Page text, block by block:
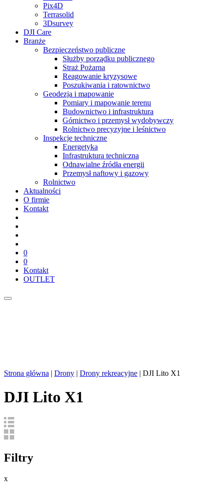
Pix4D
Terrasolid
3Dsurvey
DJI Care
Branże
Bezpieczeństwo publiczne
Służby porządku publicznego
Straż Pożarna
Reagowanie kryzysowe
Poszukiwania i ratownictwo
Geodezja i mapowanie
Pomiary i mapowanie terenu
Budownictwo i infrastruktura
Górnictwo i przemysł wydobywczy
Rolnictwo precyzyjne i leśnictwo
Inspekcje techniczne
Energetyka
Infrastruktura techniczna
Odnawialne źródła energii
Przemysł naftowy i gazowy
Rolnictwo
Aktualności
O firmie
Kontakt
0
0
Kontakt
OUTLET
Strona główna | Drony | Drony rekreacyjne | DJI Lito X1
DJI Lito X1
Filtry
x